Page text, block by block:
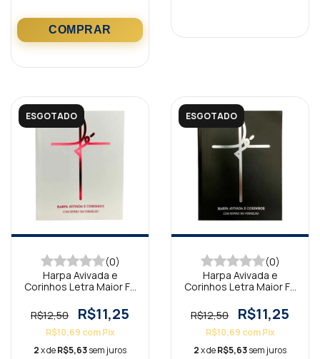
ESGOTADO
(0)
Harpa Avivada e
Corinhos Letra Maior Fé
R$12,50
R$11,25
R$10,69 com Pix
2x deR$5,63sem juros
ESGOTADO
(0)
Harpa Avivada e
Corinhos Letra Maior Fé
R$12,50
R$11,25
R$10,69 com Pix
2x deR$5,63sem juros